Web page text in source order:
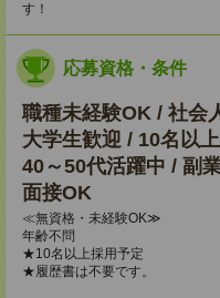
す！
応募資格・条件
職種未経験OK / 社会
大学生歓迎 / 10名以
40～50代活躍中 / 副
面接OK
≪無資格・未経験OK≫
年齢不問
★10名以上採用予定
★履歴書は不要です。